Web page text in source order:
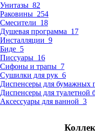
Унитазы 82
Раковины 254
Смесители 18
Душевая программа 17
Инсталляции 9
Биде 5
Писсуары 16
Сифоны и трапы 7
Сушилки для рук 6
Диспенсеры для бумажных
Диспенсеры для туалетной
Аксессуары для ванной 3